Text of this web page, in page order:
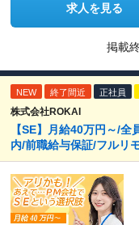
求人を見る
掲載
NEW 終了間近 正社員
株式会社ROKAI
【SE】月給40万円～/
内/前職給与保証/フルリ